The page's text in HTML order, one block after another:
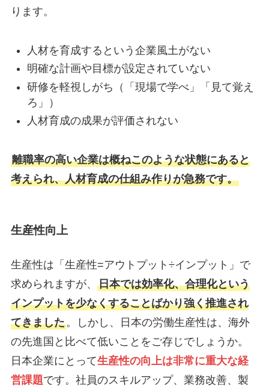
ります。
人材を育成するという企業風土がない
明確な計画や目標が設定されていない
研修を軽視しがち（「現場で学べ」「見て覚え
ろ」）
人材育成の成果が評価されない
離職率の高い企業は概ねこのような状態にあると
考えられ、人材育成の仕組み作りが急務です。
生産性向上
生産性は「生産性=アウトプット÷インプット」で
求められますが、 日本では効率化、合理化という
インプットを少なくすることばかり強く推進され
てきました。しかし、日本の労働生産性は、海外
の先進国と比べて低いことをご存じでしょうか。
日本企業にとって生産性の向上は非常に重大な経
営課題です。社員のスキルアップ、業務改善、製